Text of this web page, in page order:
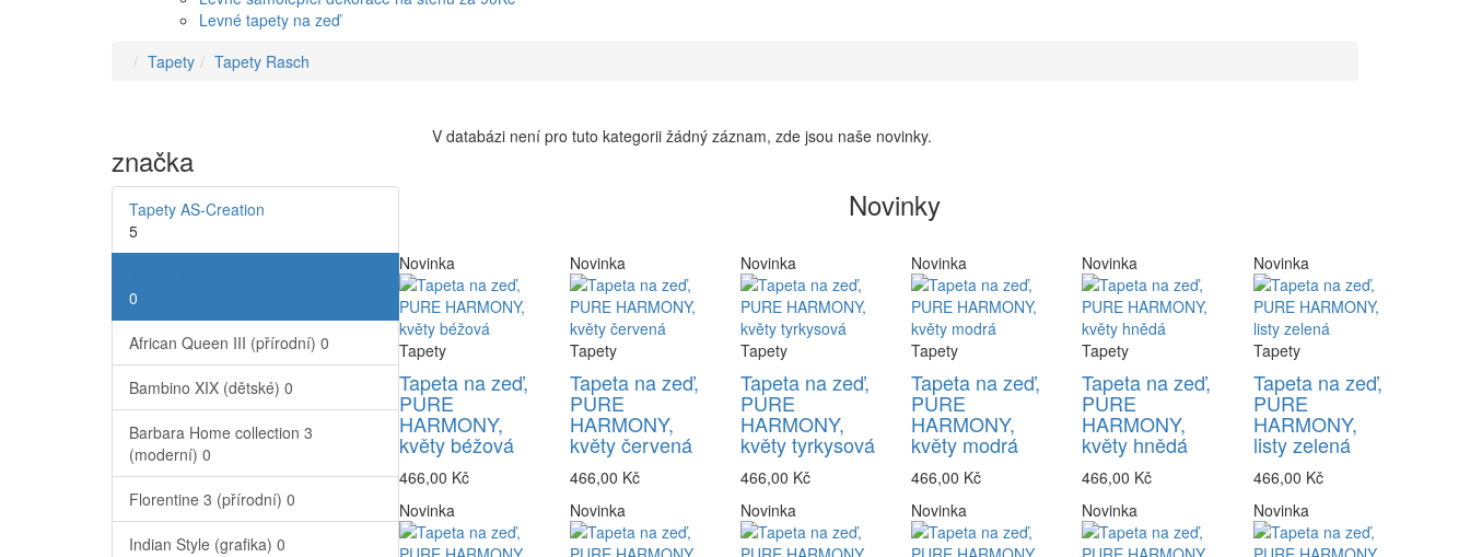
Levné tapety na zeď
Tapety
Tapety Rasch
značka
Tapety AS-Creation
5
0
African Queen III (přírodní) 0
Bambino XIX (dětské) 0
Barbara Home collection 3
(moderní) 0
Florentine 3 (přírodní) 0
Indian Style (grafika) 0
V databázi není pro tuto kategorii žádný záznam, zde jsou naše novinky.
Novinky
Novinka
Tapety
Tapeta na zeď,
PURE
HARMONY,
květy béžová
466,00 Kč
Novinka
Tapety
Tapeta na zeď,
PURE
HARMONY,
květy červená
466,00 Kč
Novinka
Tapety
Tapeta na zeď,
PURE
HARMONY,
květy tyrkysová
466,00 Kč
Novinka
Tapety
Tapeta na zeď,
PURE
HARMONY,
květy modrá
466,00 Kč
Novinka
Tapety
Tapeta na zeď,
PURE
HARMONY,
květy hnědá
466,00 Kč
Novinka
Tapety
Tapeta na zeď,
PURE
HARMONY,
listy zelená
466,00 Kč
Novinka
Novinka Novinka Novinka Novinka Novinka